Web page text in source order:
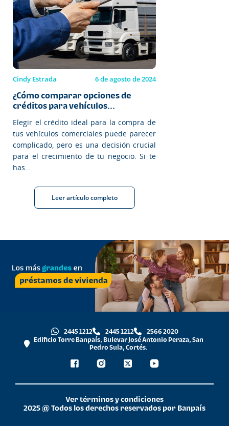
Cindy Estrada 6 de agosto de 2024
¿Cómo comparar opciones de
créditos para vehículos...
Elegir el crédito ideal para la compra de
tus vehículos comerciales puede parecer
complicado, pero es una decisión crucial
para el crecimiento de tu negocio. Si te
has...
Leer artículo completo
2445 1212 2445 1212
2566 2020
Edificio Torre Banpaís, Bulevar José Antonio Peraza, San
Pedro Sula, Cortés.
Ver términos y condiciones
2025 @ Todos los derechos reservados por Banpaís